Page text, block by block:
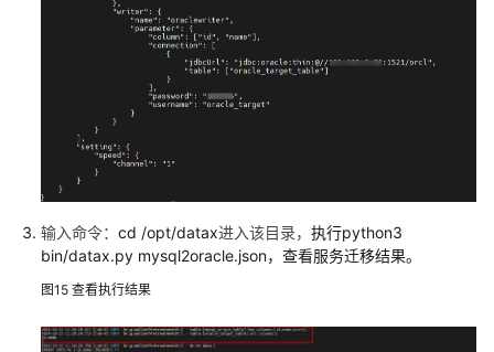
于
Ploto
构
自
输入命令： cd /opt/datax进入该目录， 执行python3
bin/datax.py mysql2oracle.json，查看服务迁移结果。
图15 查看执行结果